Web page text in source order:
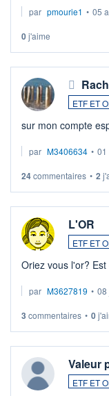
par pmourie1 • 05
0j'aime
ETF ET
sur mon compte
par M3406634 • 01
24commentaires • 2
L'OR
ETF ET
Oriez vous l'or?
par M3627819 • 08
3 commentaires • 0
Valeur
ETF ET